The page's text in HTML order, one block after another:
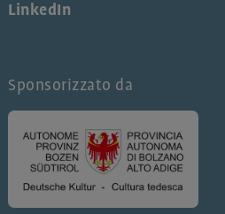
LinkedIn
Sponsorizzato da